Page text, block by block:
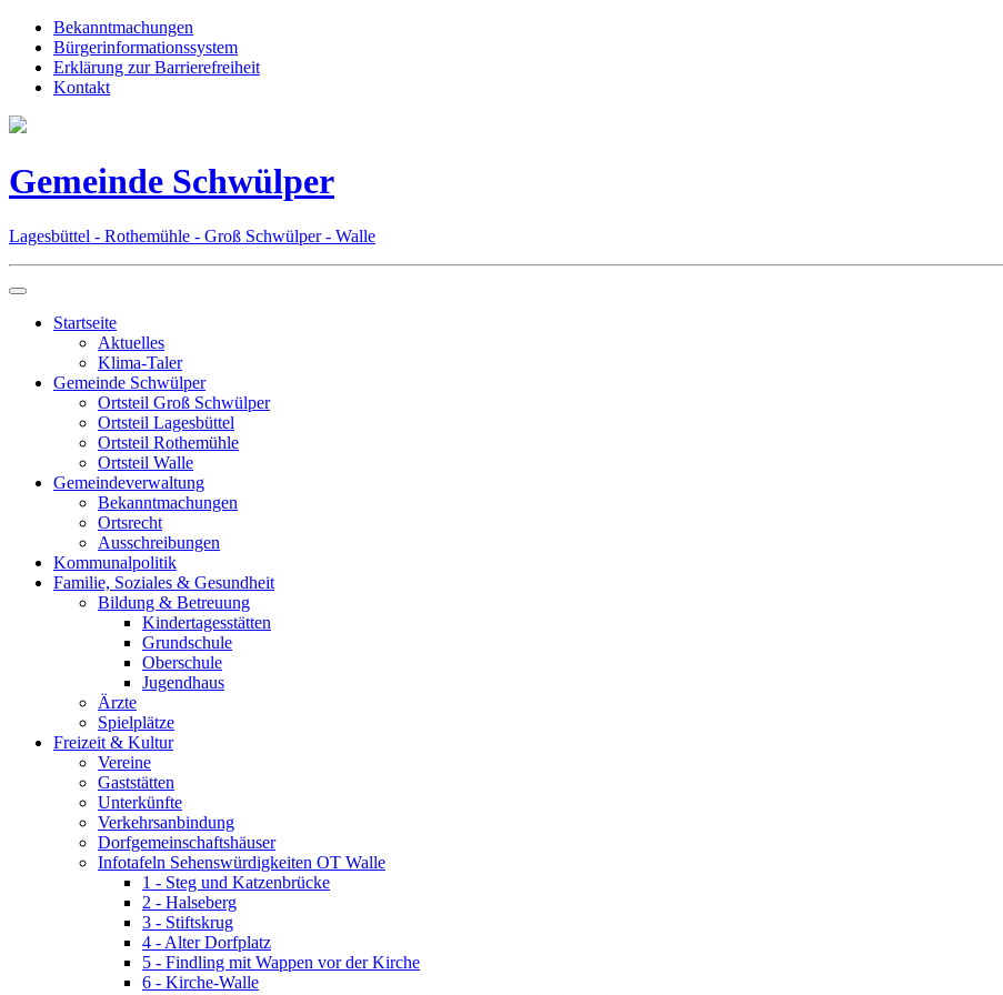
Bekanntmachungen
Bürgerinformationssystem
Erklärung zur Barrierefreiheit
Kontakt
Gemeinde Schwülper
Lagesbüttel - Rothemühle - Groß Schwülper - Walle
Startseite
Aktuelles
Klima-Taler
Gemeinde Schwülper
Ortsteil Groß Schwülper
Ortsteil Lagesbüttel
Ortsteil Rothemühle
Ortsteil Walle
Gemeindeverwaltung
Bekanntmachungen
Ortsrecht
Ausschreibungen
Kommunalpolitik
Familie, Soziales & Gesundheit
Bildung & Betreuung
Kindertagesstätten
Grundschule
Oberschule
Jugendhaus
Ärzte
Spielplätze
Freizeit & Kultur
Vereine
Gaststätten
Unterkünfte
Verkehrsanbindung
Dorfgemeinschaftshäuser
Infotafeln Sehenswürdigkeiten OT Walle
1 - Steg und Katzenbrücke
2 - Halseberg
3 - Stiftskrug
4 - Alter Dorfplatz
5 - Findling mit Wappen vor der Kirche
6 - Kirche-Walle